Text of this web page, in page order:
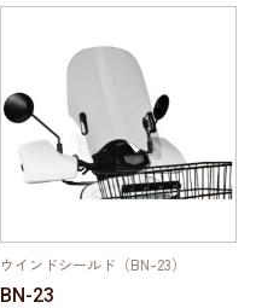
ウインドシールド（BN-23）
BN-23